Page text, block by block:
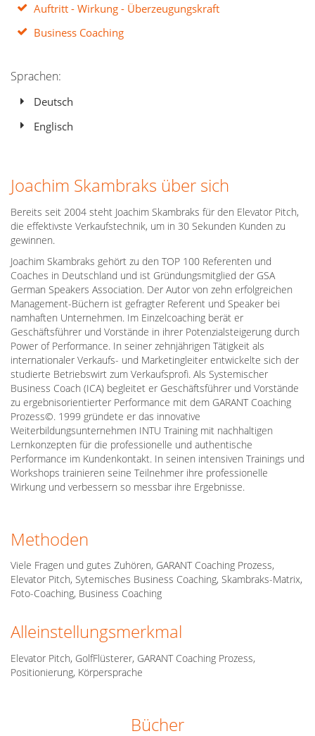
Auftritt - Wirkung - Überzeugungskraft
Business Coaching
Sprachen:
Deutsch
Englisch
Joachim Skambraks über sich
Bereits seit 2004 steht Joachim Skambraks für den Elevator Pitch,
die effektivste Verkaufstechnik, um in 30 Sekunden Kunden zu
gewinnen.
Joachim Skambraks gehört zu den TOP 100 Referenten und
Coaches in Deutschland und ist Gründungsmitglied der GSA
German Speakers Association. Der Autor von zehn erfolgreichen
Management-Büchern ist gefragter Referent und Speaker bei
namhaften Unternehmen. Im Einzelcoaching berät er
Geschäftsführer und Vorstände in ihrer Potenzialsteigerung durch
Power of Performance. In seiner zehnjährigen Tätigkeit als
internationaler Verkaufs- und Marketingleiter entwickelte sich der
studierte Betriebswirt zum Verkaufsprofi. Als Systemischer
Business Coach (ICA) begleitet er Geschäftsführer und Vorstände
zu ergebnisorientierter Performance mit dem GARANT Coaching
Prozess©. 1999 gründete er das innovative
Weiterbildungsunternehmen INTU Training mit nachhaltigen
Lernkonzepten für die professionelle und authentische
Performance im Kundenkontakt. In seinen intensiven Trainings und
Workshops trainieren seine Teilnehmer ihre professionelle
Wirkung und verbessern so messbar ihre Ergebnisse.
Methoden
Viele Fragen und gutes Zuhören, GARANT Coaching Prozess,
Elevator Pitch, Sytemisches Business Coaching, Skambraks-Matrix,
Foto-Coaching, Business Coaching
Alleinstellungsmerkmal
Elevator Pitch, GolfFlüsterer, GARANT Coaching Prozess,
Positionierung, Körpersprache
Bücher